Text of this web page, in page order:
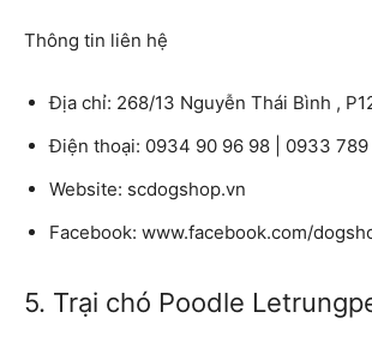
Thông tin liên hệ
Địa chỉ: 268/13 Nguyễn Thái Bình ,
Điện thoại: 0934 90 96 98 | 0933 789
Website: scdogshop.vn
Facebook: www.facebook.com/
5. Trại chó Poodle